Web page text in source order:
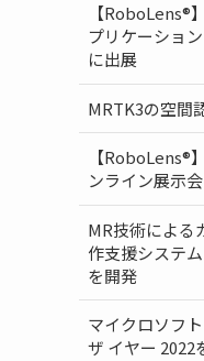
【
プリケーショ
に出展
MRTK3の空間
【RoboLens®
ンライン展示
MR技術による
作支援システ
を開発
マイクロソフ
ザ イヤー 2022